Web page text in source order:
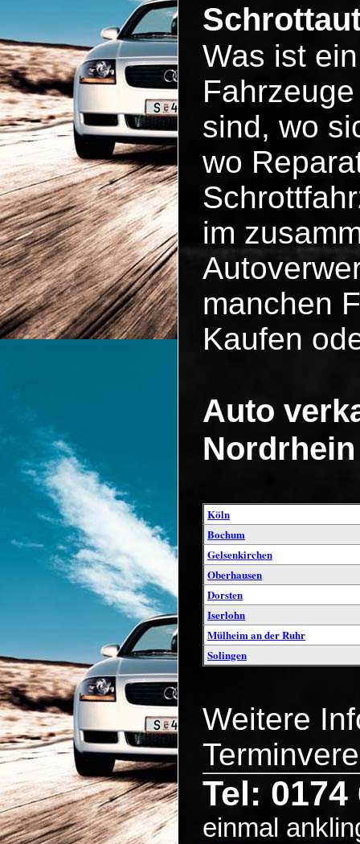
Was ist
sind, wo
wo
im
manchen
Kaufen
Auto
Köln
Bochum
Gelsenkirchen
Oberhausen
Dorsten
Iserlohn
Mülheim an der Ruhr
Solingen
Weitere
Tel: 0174
einmal